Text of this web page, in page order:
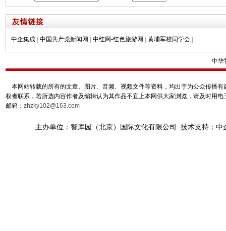
中企集成 | 中国共产党新闻网 | 中红网-红色旅游网 | 黄埔军校同学会 |
中华
本网站转载的所有的文章、图片、音频、视频文件等资料，均出于为公众传播
权者联系，若所选内容作者及编辑认为其作品不宜上本网供大家浏览，请及时用
邮箱： zhzky102@163.com
主办单位：智库园（北京）国际文化有限公司 技术支持：